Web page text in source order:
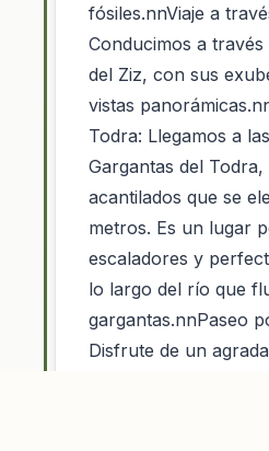
fósiles.nnViaje a
Conducimos a
del Ziz, con sus
vistas
Todra: Llegamos a
Gargantas del
acantilados que se
metros. Es un lugar
escaladores y
lo largo del río que
gargantas.nnPaseo
Disfrute de un